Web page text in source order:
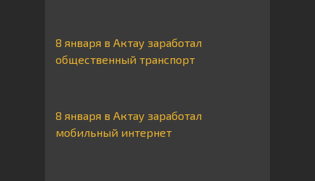
8 января в Актау заработал
общественный транспорт
8 января в Актау заработал
мобильный интернет